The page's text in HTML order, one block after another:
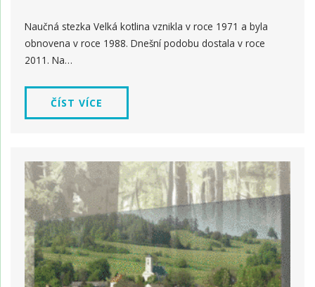
Naučná stezka Velká kotlina vznikla v roce 1971 a byla
obnovena v roce 1988. Dnešní podobu dostala v roce
2011. Na…
ČÍST VÍCE